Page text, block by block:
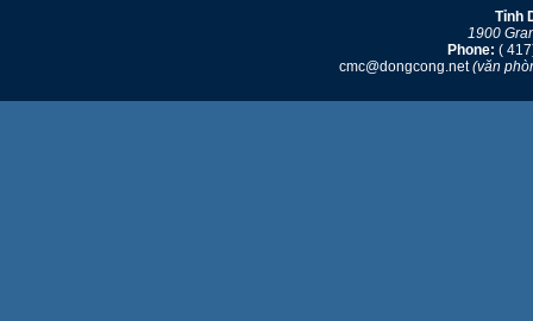
Tỉnh
1900
Phone: (
cmc@dongcong.net(văn